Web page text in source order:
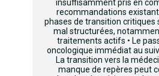
insuffisamment pris en
recommandations
phases de transition critiques
mal structurées,
traitements actifs • Le
oncologique immédiat au
La transition vers la
manque de repères peut